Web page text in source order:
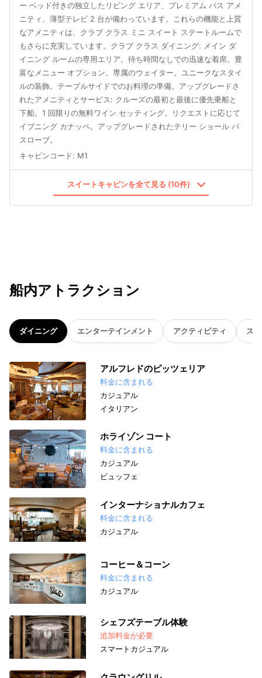
ー ベッド付きの独立したリビング エリア、プレミアム バス アメ
ニティ、薄型テレビ 2 台が備わっています。これらの機能と上質
なアメニティは、クラブ クラス ミニ スイート ステートルームで
もさらに充実しています。クラブ クラス ダイニング: メイン ダ
イニング ルームの専用エリア。待ち時間なしでの迅速な着席。豊
富なメニュー オプション。専属のウェイター。ユニークなスタイ
ルの装飾。テーブルサイドでのお料理の準備。アップグレードさ
れたアメニティとサービス: クルーズの最初と最後に優先乗船と
下船。1 回限りの無料ワイン セッティング。リクエストに応じて
イブニング カナッペ。アップグレードされたテリー ショール バ
スローブ。
キャビンコード: M1
スイートキャビンを全て見る (10件)
船内アトラクション
ダイニング エンターテインメント アクティビティ ス
アルフレドのピッツェリア
料金に含まれる
カジュアル
イタリアン
ホライゾン コート
料金に含まれる
カジュアル
ビュッフェ
インターナショナルカフェ
料金に含まれる
カジュアル
コーヒー＆コーン
料金に含まれる
カジュアル
シェフズテーブル体験
追加料金が必要
スマートカジュアル